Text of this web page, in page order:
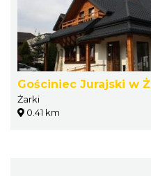
Gościniec Jurajski w
Żarki
0.41 km